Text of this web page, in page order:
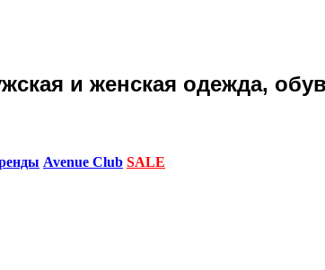
и женская одежда,
Avenue Club SALE